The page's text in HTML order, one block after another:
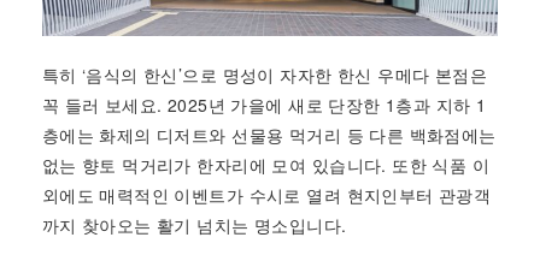
특히 ‘음식의 한신’으로 명성이 자자한 한신 우메다 본점은
꼭 들러 보세요. 2025년 가을에 새로 단장한 1층과 지하 1
층에는 화제의 디저트와 선물용 먹거리 등 다른 백화점에는
없는 향토 먹거리가 한자리에 모여 있습니다. 또한 식품 이
외에도 매력적인 이벤트가 수시로 열려 현지인부터 관광객
까지 찾아오는 활기 넘치는 명소입니다.